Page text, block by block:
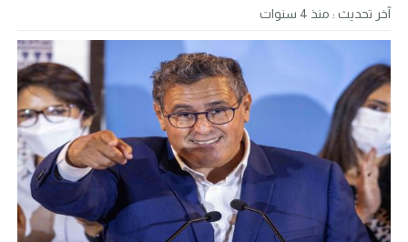
آخر تحديث : منذ 4 سنوات